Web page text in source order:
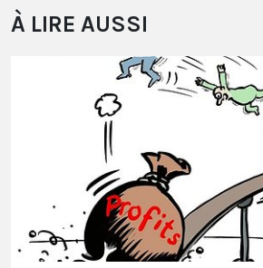
À LIRE AUSSI